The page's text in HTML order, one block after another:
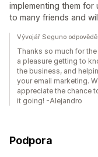
implementing them for
to many friends and
Vývojář Seguno
Thanks so much for
a pleasure getting to
the business, and
your email marketing.
appreciate the chance
it going! -Alejandro
Podpora